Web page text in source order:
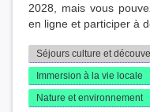
2028, mais vous
en ligne et participer à
Séjours culture et
Immersion à la vie locale
Nature et environnement